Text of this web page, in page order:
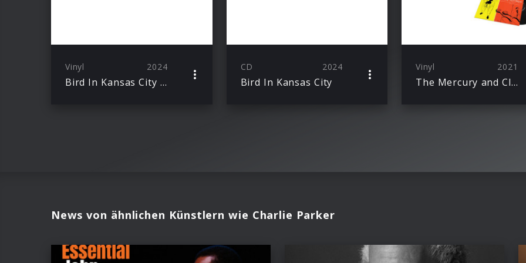
Vinyl 2024
Bird In Kansas City (LP)
CD 2024
Bird In Kansas City
Vinyl 2021
The Mercury and Clef 10-inch LPs (Ltd. Ed.)
News von ähnlichen Künstlern wie Charlie Parker